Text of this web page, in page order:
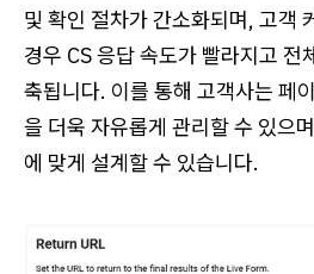
및 확인 절차가 간소화되며, 고객
경우 CS 응답 속도가 빨라지고
축됩니다. 이를 통해 고객사는 페
을 더욱 자유롭게 관리할 수 있으
에 맞게 설계할 수 있습니다.